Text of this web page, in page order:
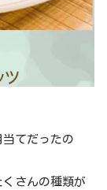
てだったの
さんの種類が